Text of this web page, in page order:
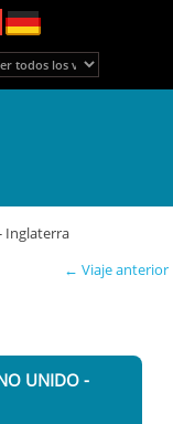
Inglaterra
← Viaje anterior
UNIDO -